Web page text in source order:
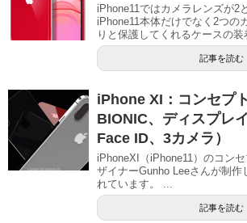
iPhone11ではカメラレンズが2
iPhone11本体だけでなく2つの
りと保護してくれるケースの装
記事を読む
iPhone XI：コンセプ
BIONIC、ディスプレ
Face ID、3カメラ）
iPhoneXI（iPhone11）のコン
ザイナーGunho Leeさんが制作
れています。 ...
記事を読む